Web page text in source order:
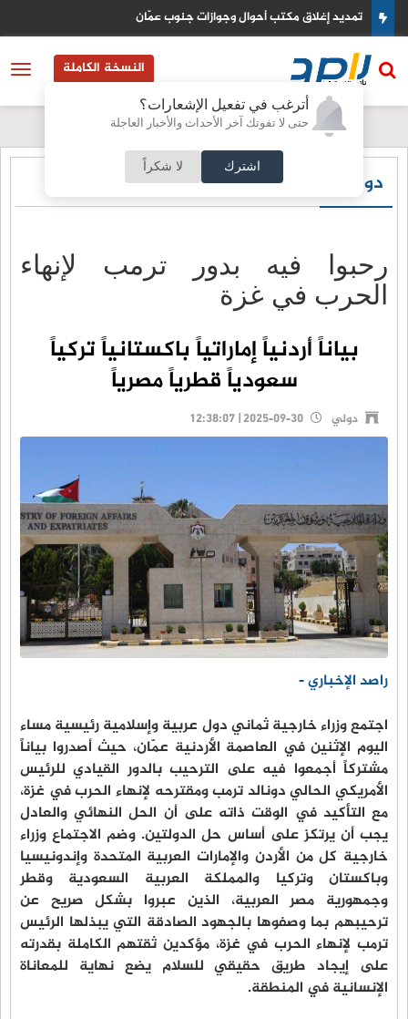
أترغب في تفعيل الإشعارات؟
حتى لا تفوتك آخر الأحداث والأخبار العاجلة
اشترك لا شكراً
تمديد إغلاق مكتب أحوال وجوازات جنوب عمّان
النسخة الكاملة
دولي
رحبوا فيه بدور ترمب لإنهاء
الحرب في غزة
بياناً أردنياً إماراتياً باكستانياً تركياً
سعودياً قطرياً مصرياً
دولي
راصد الإخباري -
اجتمع وزراء خارجية ثماني دول عربية وإسلامية رئيسية مساء
اليوم الإثنين في العاصمة الأردنية عمّان، حيث أصدروا بياناً
مشتركاً أجمعوا فيه على الترحيب بالدور القيادي للرئيس
الأمريكي الحالي دونالد ترمب ومقترحه لإنهاء الحرب في غزة،
مع التأكيد في الوقت ذاته على أن الحل النهائي والعادل
يجب أن يرتكز على أساس حل الدولتين. وضم الاجتماع وزراء
خارجية كل من الأردن والإمارات العربية المتحدة وإندونيسيا
وباكستان وتركيا والمملكة العربية السعودية وقطر
وجمهورية مصر العربية، الذين عبروا بشكل صريح عن
ترحيبهم بما وصفوها بالجهود الصادقة التي يبذلها الرئيس
ترمب لإنهاء الحرب في غزة، مؤكدين ثقتهم الكاملة بقدرته
على إيجاد طريق حقيقي للسلام يضع نهاية للمعاناة
الإنسانية في المنطقة.